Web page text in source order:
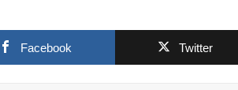
minute. Nu scriu nimic despre
filmulet, va las sa…
Facebook Twitter